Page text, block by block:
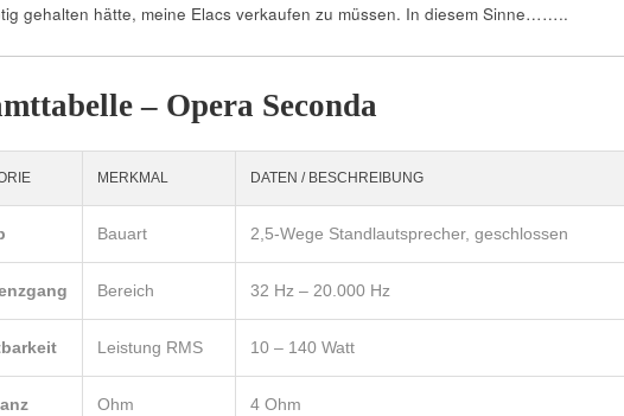
gehalten hätte, meine Elacs verkaufen zu müssen. In diesem Sinne……..
– Opera Seconda
MERKMAL DATEN / BESCHREIBUNG
Bauart 2,5-Wege Standlautsprecher, geschlossen
Bereich 32 Hz – 20.000 Hz
Leistung RMS 10 – 140 Watt
Ohm 4 Ohm